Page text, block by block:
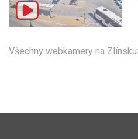
Všechny webkamery na